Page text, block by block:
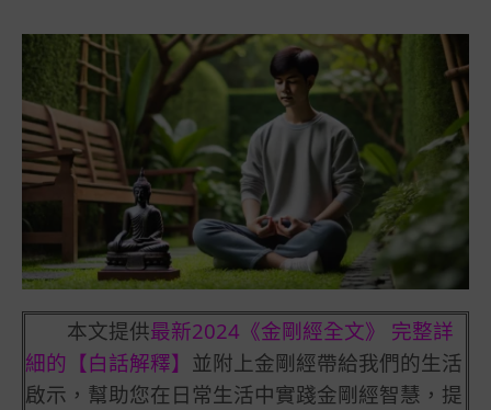
本文提供最新2024《金剛經全文》 完整詳
細的【白話解釋】 並附上金剛經帶給我們的生活
啟示，幫助您在日常生活中實踐金剛經智慧，提